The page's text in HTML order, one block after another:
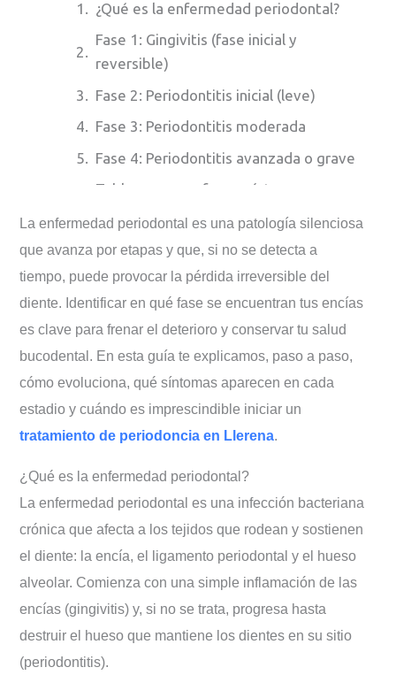
¿Qué es la enfermedad periodontal?
Fase 1: Gingivitis (fase inicial y
reversible)
Fase 2: Periodontitis inicial (leve)
Fase 3: Periodontitis moderada
Fase 4: Periodontitis avanzada o grave
Tabla resumen: fases, síntomas y
¿Cómo se diagnostican las fases de la
enfermedad periodontal?
Factores que aceleran la progresión
entre fases
¿En qué fase es imprescindible acudir
al periodoncista?
Preguntas frecuentes (FAQ)
La enfermedad periodontal es una patología silenciosa
que avanza por etapas y que, si no se detecta a
tiempo, puede provocar la pérdida irreversible del
diente. Identificar en qué fase se encuentran tus encías
es clave para frenar el deterioro y conservar tu salud
bucodental. En esta guía te explicamos, paso a paso,
cómo evoluciona, qué síntomas aparecen en cada
estadio y cuándo es imprescindible iniciar un
tratamiento de periodoncia en Llerena.
¿Qué es la enfermedad periodontal?
La enfermedad periodontal es una infección bacteriana
crónica que afecta a los tejidos que rodean y sostienen
el diente: la encía, el ligamento periodontal y el hueso
alveolar. Comienza con una simple inflamación de las
encías (gingivitis) y, si no se trata, progresa hasta
destruir el hueso que mantiene los dientes en su sitio
(periodontitis).